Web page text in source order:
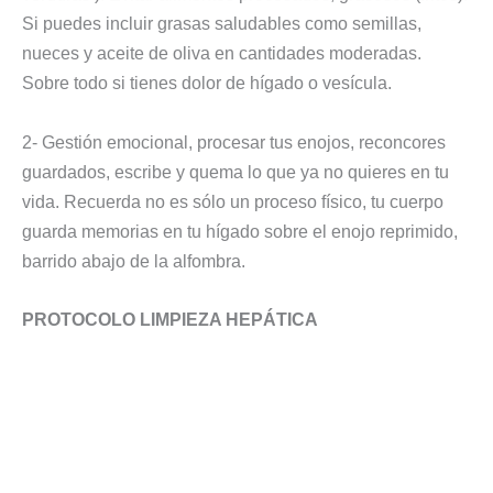
Si puedes incluir grasas saludables como semillas,
nueces y aceite de oliva en cantidades moderadas.
Sobre todo si tienes dolor de hígado o vesícula.
2- Gestión emocional, procesar tus enojos, reconcores
guardados, escribe y quema lo que ya no quieres en tu
vida. Recuerda no es sólo un proceso físico, tu cuerpo
guarda memorias en tu hígado sobre el enojo reprimido,
barrido abajo de la alfombra.
PROTOCOLO LIMPIEZA HEPÁTICA